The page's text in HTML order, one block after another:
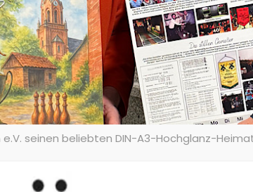
seinen beliebten DIN-A3-Hochglanz-